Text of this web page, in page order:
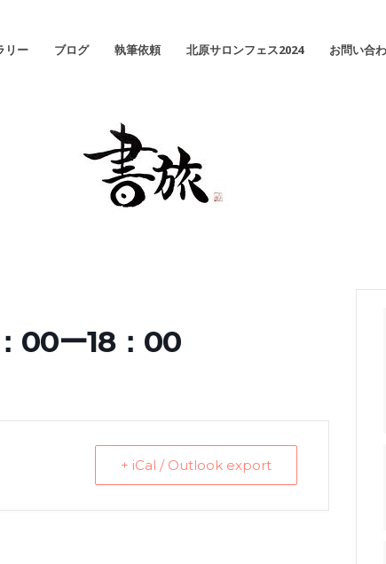
リー ブログ 執筆依頼 北原サロンフェス2024 お問い合
00ー18：00
+ iCal / Outlook export